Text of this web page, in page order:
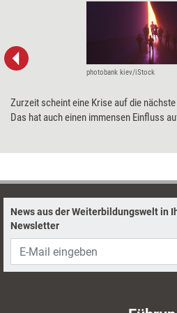
photobank kiev/iStock
Zurzeit scheint eine Krise auf die
Das hat auch einen immensen Einfluss
News aus der Weiterbildungswelt in
Newsletter